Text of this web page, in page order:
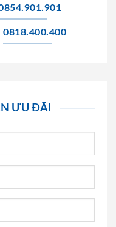
0818.400.400
ƯU ĐÃI